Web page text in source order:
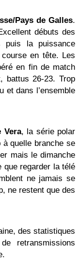
Pays de Galles.
débuts des
puis la puissance
en tête. Les
en fin de match
battus 26-23. Trop
et dans l’ensemble
Vera, la série polar
quelle branche se
mais le dimanche
que regarder la télé
ne jamais se
ne restent que des
des statistiques
retransmissions